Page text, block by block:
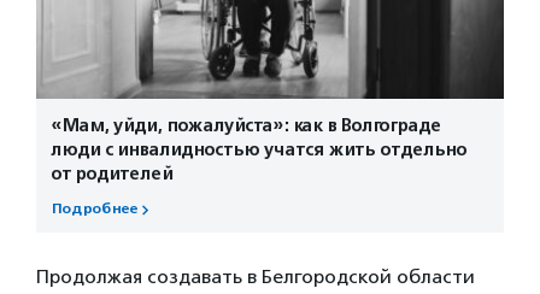
«Мам, уйди, пожалуйста»: как в Волгограде
люди с инвалидностью учатся жить отдельно
от родителей
Подробнее
Продолжая создавать в Белгородской области